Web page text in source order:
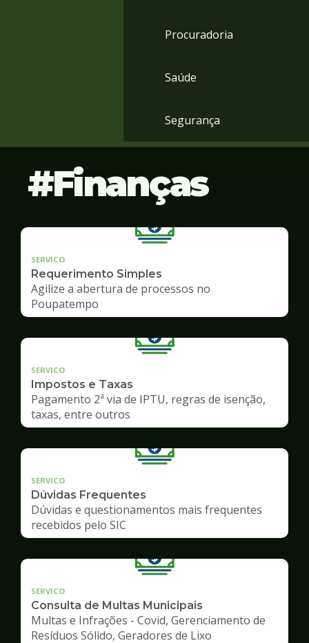
Procuradoria
Saúde
Segurança
Finanças
SERVICO
Requerimento Simples
Agilize a abertura de processos no
Poupatempo
SERVICO
Impostos e Taxas
Pagamento 2ª via de IPTU, regras de isenção,
taxas, entre outros
SERVICO
Dúvidas Frequentes
Dúvidas e questionamentos mais frequentes
recebidos pelo SIC
SERVICO
Consulta de Multas Municipais
Multas e Infrações - Covid, Gerenciamento de
Resíduos Sólido, Geradores de Lixo